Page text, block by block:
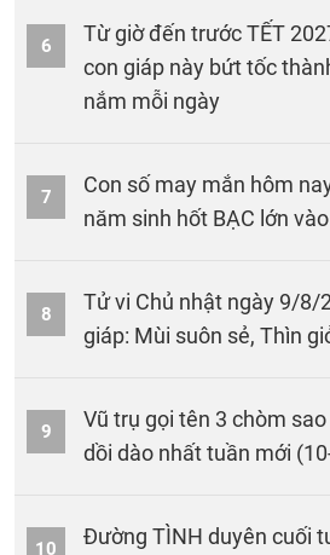
6
Từ giờ đến trước TẾT
con giáp này bứt tốc
nắm mỗi ngày
7
Con số may mắn hôm
năm sinh hốt BẠC lớn
8
Tử vi Chủ nhật ngày 9/8/
giáp: Mùi suôn sẻ, Thìn
9
Vũ trụ gọi tên 3 chòm
dồi dào nhất tuần mới
10
Đường TÌNH duyên cuối